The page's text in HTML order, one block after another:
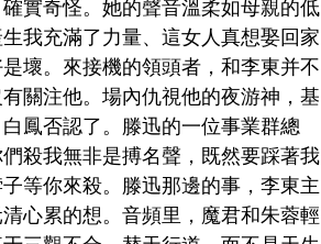
實奇怪。她的聲音溫柔如母親的低
我充滿了力量、這女人真想娶回家
壞。來接機的領頭者，和李東并不
關注他。場內仇視他的夜游神，基
鳳否認了。滕迅的一位事業群總
殺我無非是搏名聲，既然要踩著我
等你來殺。滕迅那邊的事，李東主
心累的想。音頻里，魔君和朱蓉輕